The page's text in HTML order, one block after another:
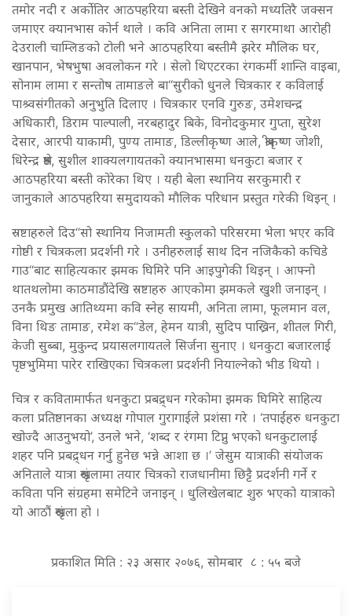
तमोर नदी र अर्कोतिर आठपहरिया बस्ती देखिने वनको मध्यतिरै जक्सन
जमाएर क्यानभास कोर्न थाले । कवि अनिता लामा र सगरमाथा आरोही
देउराली चाम्लिङको टोली भने आठपहरिया बस्तीमै झरेर मौलिक घर,
खानपान, भेषभुषा अवलोकन गरे । सेलो थिएटरका रंगकर्मी शान्ति वाइबा,
सोनाम लामा र सन्तोष तामाङले बा“सुरीको धुनले चित्रकार र कविलाई
पाश्र्वसंगीतको अनुभुति दिलाए । चित्रकार एनवि गुरुङ, उमेशचन्द्र
अधिकारी, डिराम पाल्पाली, नरबहादुर बिके, विनोदकुमार गुप्ता, सुरेश
देसार, आरपी याकामी, पुण्य तामाङ, डिल्लीकृष्ण आले, श्रीकृष्ण जोशी,
धिरेन्द्र श्रेष्ठ, सुशील शाक्यलगायतको क्यानभासमा धनकुटा बजार र
आठपहरिया बस्ती कोरेका थिए । यही बेला स्थानिय सरकुमारी र
जानुकाले आठपहरिया समुदायको मौलिक परिधान प्रस्तुत गरेकी थिइन् ।
स्रष्टाहरुले दिउ“सो स्थानिय निजामती स्कुलको परिसरमा भेला भएर कवि
गोष्ठी र चित्रकला प्रदर्शनी गरे । उनीहरुलाई साथ दिन नजिकैको कचिडे
गाउ“बाट साहित्यकार झमक घिमिरे पनि आइपुगेकी थिइन् । आफ्नो
थातथलोमा काठमाडौंदेखि स्रष्टाहरु आएकोमा झमकले खुशी जनाइन् ।
उनकै प्रमुख आतिथ्यमा कवि स्नेह सायमी, अनिता लामा, फूलमान वल,
विना थिङ तामाङ, रमेश क“डेल, हेमन यात्री, सुदिप पाख्रिन, शीतल गिरी,
केजी सुब्बा, मुकुन्द प्रयासलगायतले सिर्जना सुनाए । धनकुटा बजारलाई
पृष्ठभुमिमा पारेर राखिएका चित्रकला प्रदर्शनी नियाल्नेको भीड थियो ।
चित्र र कवितामार्फत धनकुटा प्रबद्र्धन गरेकोमा झमक घिमिरे साहित्य
कला प्रतिष्ठानका अध्यक्ष गोपाल गुरागाईले प्रशंसा गरे । ‘तपाईंहरु धनकुटा
खोज्दै आउनुभयो’, उनले भने, ‘शब्द र रंगमा टिप्नु भएको धनकुटालाई
शहर पनि प्रबद्र्धन गर्नु हुनेछ भन्ने आशा छ ।’ जेसुम यात्राकी संयोजक
अनिताले यात्रा श्रृंखलामा तयार चित्रको राजधानीमा छिट्टै प्रदर्शनी गर्ने र
कविता पनि संग्रहमा समेटिने जनाइन् । धुलिखेलबाट शुरु भएको यात्राको
यो आठौं श्रृंखला हो ।
प्रकाशित मिति : २३ असार २०७६, सोमबार ८ : ५५ बजे